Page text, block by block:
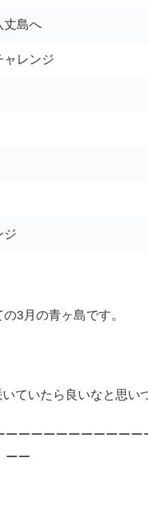
丈島へ
ャレンジ
ジ
3月の青ヶ島です。
ていたら良いなと思い
ーーーーーーーーー
ーー